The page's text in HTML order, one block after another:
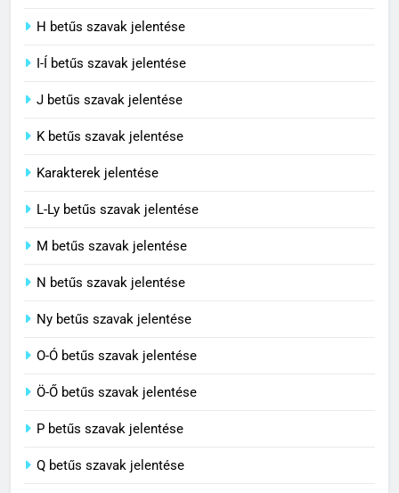
5
Centrális jelentése
C BETŰS SZAVAK JELENTÉSE
C BETŰS SZAVAK JELENTÉSE
8
Cenzúra jelentése
H betűs szavak jelentése
I-Í betűs szavak jelentése
J betűs szavak jelentése
K betűs szavak jelentése
Karakterek jelentése
L-Ly betűs szavak jelentése
M betűs szavak jelentése
N betűs szavak jelentése
Ny betűs szavak jelentése
O-Ó betűs szavak jelentése
Ö-Ő betűs szavak jelentése
P betűs szavak jelentése
Q betűs szavak jelentése